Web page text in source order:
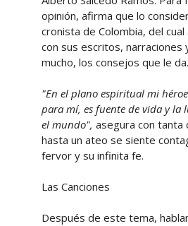
opinión, afirma que lo
cronista de Colombia, del
con sus escritos, narraciones
mucho, los consejos que le da.
"En el plano espiritual mi
para mí, es fuente de vida y
el mundo", asegura con tanta
hasta un ateo se siente
fervor y su infinita fe.
Las Canciones
Después de este tema,